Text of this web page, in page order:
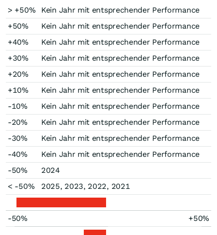
> +50%
Kein Jahr mit entsprechender Performance
+50%
Kein Jahr mit entsprechender Performance
+40%
Kein Jahr mit entsprechender Performance
+30%
Kein Jahr mit entsprechender Performance
+20%
Kein Jahr mit entsprechender Performance
+10%
Kein Jahr mit entsprechender Performance
-10%
Kein Jahr mit entsprechender Performance
-20%
Kein Jahr mit entsprechender Performance
-30%
Kein Jahr mit entsprechender Performance
-40%
Kein Jahr mit entsprechender Performance
-50%
2024
< -50%
2025, 2023, 2022, 2021
-50% +50%